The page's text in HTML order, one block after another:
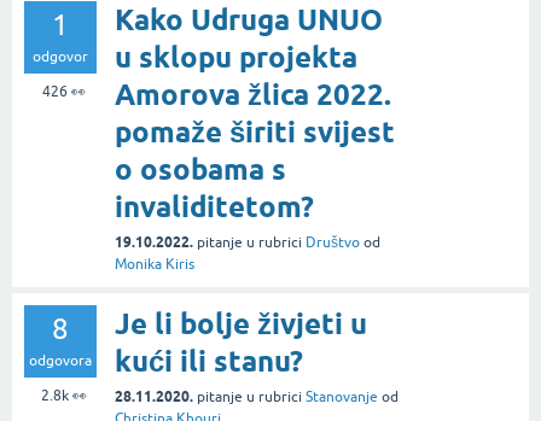
1
odgovor
426 👀
Kako Udruga UNUO
u sklopu projekta
Amorova žlica 2022.
pomaže širiti svijest
o osobama s
invaliditetom?
19.10.2022. pitanje u rubrici Društvo od
Monika Kiris
8
odgovora
2.8k👀
Je li bolje živjeti u
kući ili stanu?
28.11.2020. pitanje u rubrici Stanovanje od